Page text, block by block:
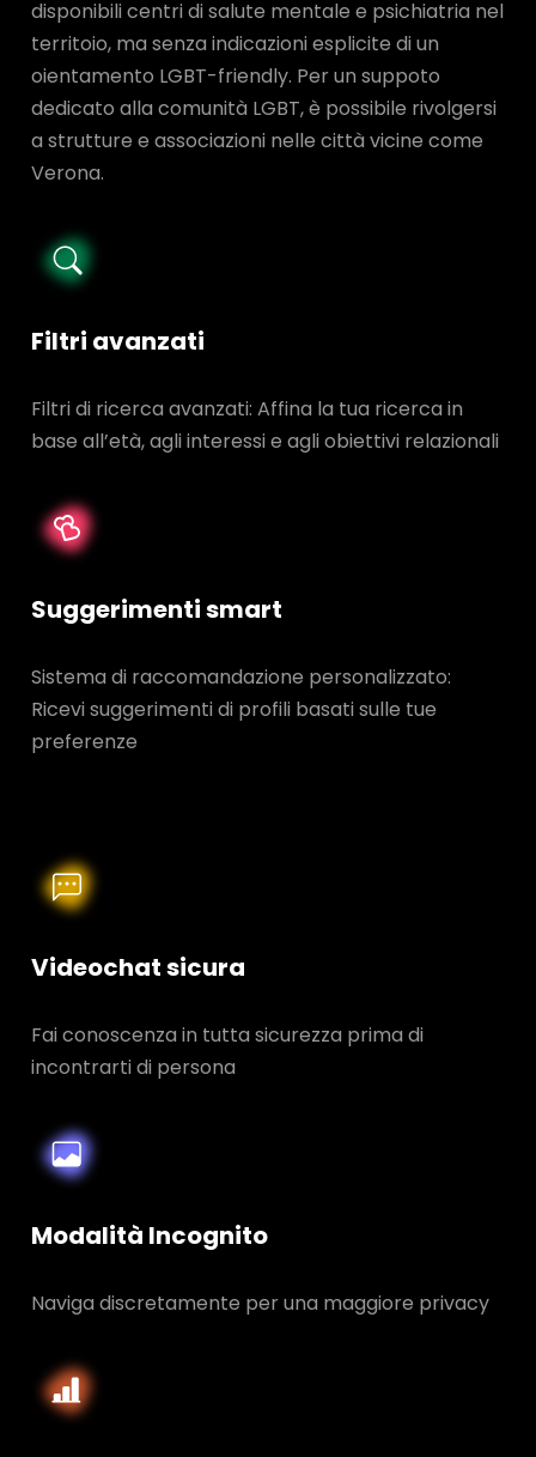
disponibili centri di salute mentale e psichiatria nel
territoio, ma senza indicazioni esplicite di un
oientamento LGBT-friendly. Per un suppoto
dedicato alla comunità LGBT, è possibile rivolgersi
a strutture e associazioni nelle città vicine come
Verona.
Filtri avanzati
Filtri di ricerca avanzati: Affina la tua ricerca in
base all’età, agli interessi e agli obiettivi relazionali
Suggerimenti smart
Sistema di raccomandazione personalizzato:
Ricevi suggerimenti di profili basati sulle tue
preferenze
Videochat sicura
Fai conoscenza in tutta sicurezza prima di
incontrarti di persona
Modalità Incognito
Naviga discretamente per una maggiore privacy